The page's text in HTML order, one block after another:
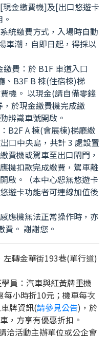
金繳費機]及[出口悠遊卡
統繳費方式，入場時自動
車潮，自即日起，得採以
費：於 B1F 車道入口
、B3F B 棟(住宿棟)梯
機。 以現金(請自備零錢
於現金繳費機完成繳
辨識車號開啟。
B2F A 棟(會展棟)梯廳繳
口中央島，共計 3 處設置
費機或駕車至出口閘門，
機扣款完成繳費，駕車離
啟。（本中心恕無悠遊卡
遊卡功能者可連線加值後
應機無法正常操作時，亦
費。 謝謝您。
轉金華街193巷(單行道)
員：汽車與紅黃牌重機
小時折10元；機車每次
牌資訊(請參見公告)，於
，方享有優惠折扣。
洽活動主辦單位或公企會